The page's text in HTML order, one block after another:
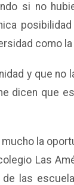
si no
como
y que no
dicen que
la
Las
las